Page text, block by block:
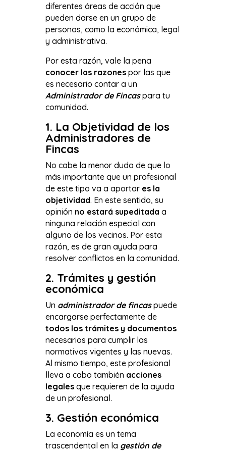
diferentes áreas de acción que
pueden darse en un grupo de
personas, como la económica, legal
y administrativa.
Por esta razón, vale la pena
conocer las razones por las que
es necesario contar a un
Administrador de Fincaspara tu
comunidad.
1. La Objetividad de los
Administradores de
Fincas
No cabe la menor duda de que lo
más importante que un profesional
de este tipo va a aportar es la
objetividad. En este sentido, su
opinión no estará supeditada a
ninguna relación especial con
alguno de los vecinos. Por esta
razón, es de gran ayuda para
resolver conflictos en la comunidad.
2. Trámites y gestión
económica
Un administrador de fincaspuede
encargarse perfectamente de
todos los trámites y documentos
necesarios para cumplir las
normativas vigentes y las nuevas.
Al mismo tiempo, este profesional
lleva a cabo también acciones
legales que requieren de la ayuda
de un profesional.
3. Gestión económica
La economía es un tema
trascendental en la gestión de